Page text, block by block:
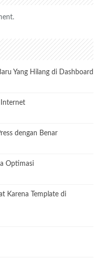
Yang Hilang di Dashboard
Internet
dengan Benar
Optimasi
Karena Template di